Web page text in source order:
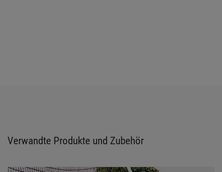
Verwandte Produkte und Zubehör